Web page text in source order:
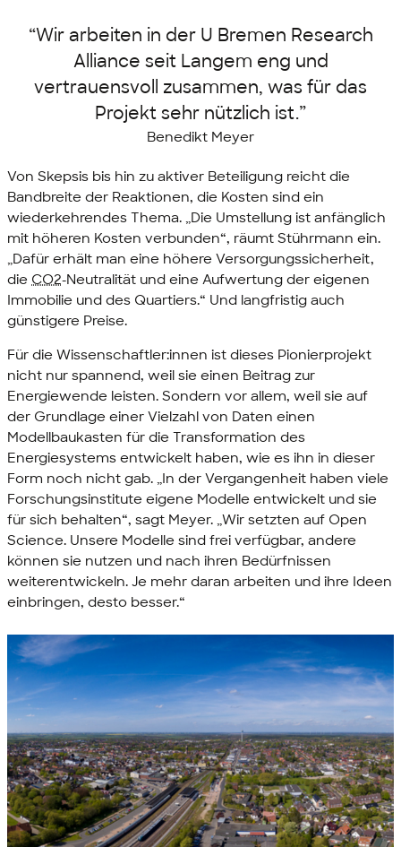
“Wir arbeiten in der U Bremen Research
Alliance seit Langem eng und
vertrauensvoll zusammen, was für das
Projekt sehr nützlich ist.”
Benedikt Meyer
Von Skepsis bis hin zu aktiver Beteiligung reicht die
Bandbreite der Reaktionen, die Kosten sind ein
wiederkehrendes Thema. „Die Umstellung ist anfänglich
mit höheren Kosten verbunden“, räumt Stührmann ein.
„Dafür erhält man eine höhere Versorgungssicherheit,
die CO2-Neutralität und eine Aufwertung der eigenen
Immobilie und des Quartiers.“ Und langfristig auch
günstigere Preise.
Für die Wissenschaftler:innen ist dieses Pionierprojekt
nicht nur spannend, weil sie einen Beitrag zur
Energiewende leisten. Sondern vor allem, weil sie auf
der Grundlage einer Vielzahl von Daten einen
Modellbaukasten für die Transformation des
Energiesystems entwickelt haben, wie es ihn in dieser
Form noch nicht gab. „In der Vergangenheit haben viele
Forschungsinstitute eigene Modelle entwickelt und sie
für sich behalten“, sagt Meyer. „Wir setzten auf Open
Science. Unsere Modelle sind frei verfügbar, andere
können sie nutzen und nach ihren Bedürfnissen
weiterentwickeln. Je mehr daran arbeiten und ihre Ideen
einbringen, desto besser.“